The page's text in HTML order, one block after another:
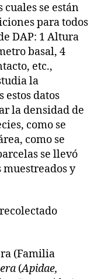
se están
para todos
DAP: 1 Altura
basal, 4
etc.,
la
estos datos
la densidad de
como se
como se
se llevó
y
(Familia
(Apidae,